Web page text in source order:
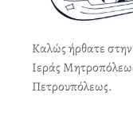
Καλώς ήρθατε στην
Ιεράς
Πετρουπόλεως.